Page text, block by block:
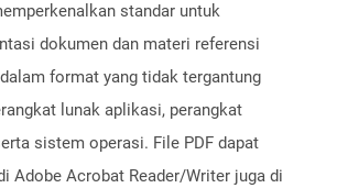
standar untuk
dokumen dan materi referensi
dalam format yang tidak tergantung
lunak aplikasi, perangkat
sistem operasi. File PDF dapat
Adobe Acrobat Reader/Writer juga di